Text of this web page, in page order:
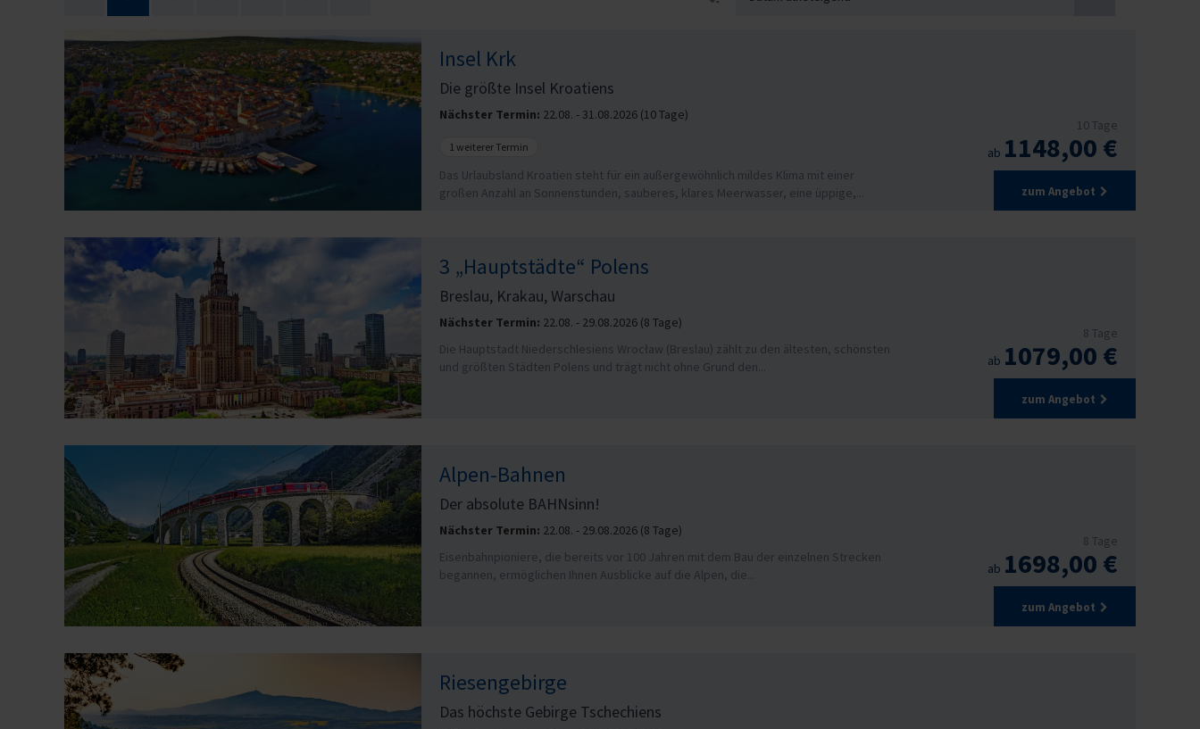
Insel Krk
Die größte Insel Kroatiens
Nächster Termin: 22.08. - 31.08.2026 (10 Tage)
1 weiterer Termin
Das Urlaubsland Kroatien steht für ein außergewöhnlich mildes Klima mit einer
großen Anzahl an Sonnenstunden, sauberes, klares Meerwasser, eine üppige,...
10 Tage
ab 1148,00 €
zum Angebot
3 „Hauptstädte“ Polens
Breslau, Krakau, Warschau
Nächster Termin: 22.08. - 29.08.2026 (8 Tage)
Die Hauptstadt Niederschlesiens Wrocław (Breslau) zählt zu den ältesten, schönsten
und größten Städten Polens und trägt nicht ohne Grund den...
8 Tage
ab 1079,00 €
zum Angebot
Alpen-Bahnen
Der absolute BAHNsinn!
Nächster Termin: 22.08. - 29.08.2026 (8 Tage)
Eisenbahnpioniere, die bereits vor 100 Jahren mit dem Bau der einzelnen Strecken
begannen, ermöglichen Ihnen Ausblicke auf die Alpen, die...
8 Tage
ab 1698,00 €
zum Angebot
Riesengebirge
Das höchste Gebirge Tschechiens